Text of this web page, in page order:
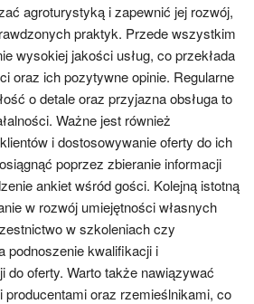
agroturystyką i zapewnić jej rozwój,
praktyk. Przede wszystkim
wysokiej jakości usług, co przekłada
oraz ich pozytywne opinie. Regularne
o detale oraz przyjazna obsługa to
Ważne jest również
i dostosowywanie oferty do ich
poprzez zbieranie informacji
ankiet wśród gości. Kolejną istotną
w rozwój umiejętności własnych
w szkoleniach czy
podnoszenie kwalifikacji i
do oferty. Warto także nawiązywać
producentami oraz rzemieślnikami, co